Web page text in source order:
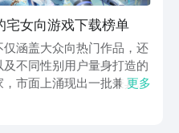
女向游戏下载榜单
涵盖大众向热门作品，还
不同性别用户量身打造的
市面上涌现出一批兼具审
涵盖换装养成、宫廷权
更多